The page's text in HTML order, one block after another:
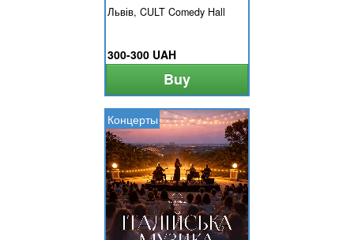
Львів, CULT Comedy Hall
300-300 UAH
Buy
Концерты